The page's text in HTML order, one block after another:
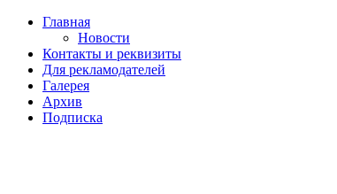
Главная
Новости
Контакты и реквизиты
Для рекламодателей
Галерея
Архив
Подписка